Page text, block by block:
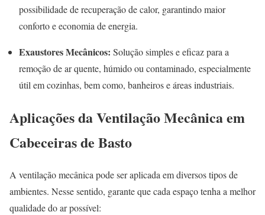
possibilidade de recuperação de calor, garantindo maior
conforto e economia de energia.
Exaustores Mecânicos: Solução simples e eficaz para a
remoção de ar quente, húmido ou contaminado, especialmente
útil em cozinhas, bem como, banheiros e áreas industriais.
Aplicações da Ventilação Mecânica em
Cabeceiras de Basto
A ventilação mecânica pode ser aplicada em diversos tipos de
ambientes. Nesse sentido, garante que cada espaço tenha a melhor
qualidade do ar possível: